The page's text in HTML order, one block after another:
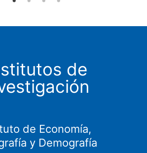
de
de Economía,
y Demografía